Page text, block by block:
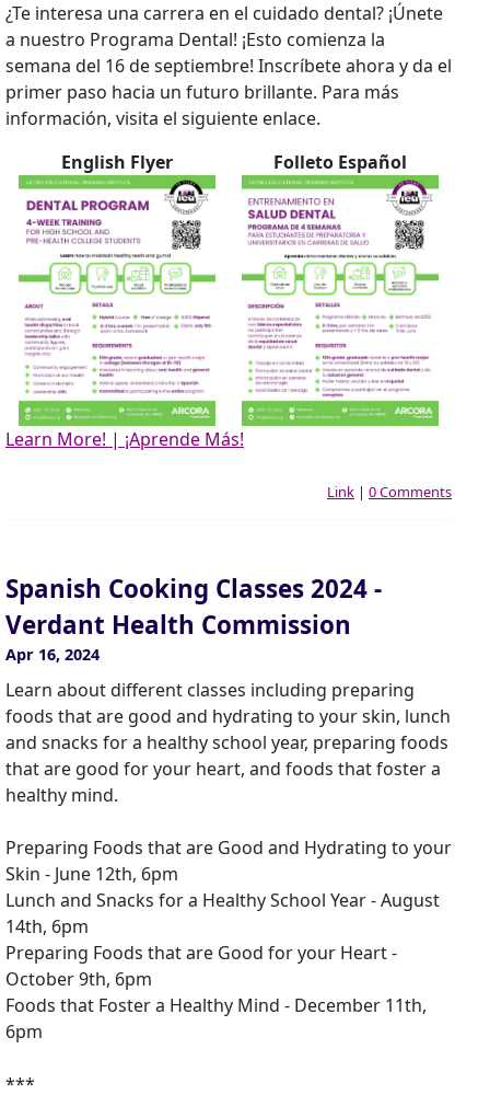
¿Te interesa una carrera en el cuidado dental? ¡Únete
a nuestro Programa Dental! ¡Esto comienza la
semana del 16 de septiembre! Inscríbete ahora y da el
primer paso hacia un futuro brillante. Para más
información, visita el siguiente enlace.
English Flyer
Folleto Español
Learn More! | ¡Aprende Más!
Link | 0 Comments
Spanish Cooking Classes 2024 -
Verdant Health Commission
Apr 16, 2024
Learn about different classes including preparing
foods that are good and hydrating to your skin, lunch
and snacks for a healthy school year, preparing foods
that are good for your heart, and foods that foster a
healthy mind.
Preparing Foods that are Good and Hydrating to your
Skin - June 12th, 6pm
Lunch and Snacks for a Healthy School Year - August
14th, 6pm
Preparing Foods that are Good for your Heart -
October 9th, 6pm
Foods that Foster a Healthy Mind - December 11th,
6pm
***